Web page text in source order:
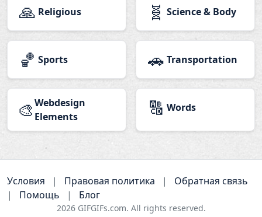
🙏 Religious 🧬 Science & Body
🏀 Sports 🚗 Transportation
🎨 Webdesign
Elements
🔠 Words
Условия | Правовая политика |
Обратная связь
|
Помощь | Блог
2026GIFGIFs.com. All rights reserved.